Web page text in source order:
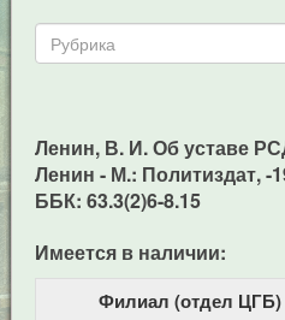
Ленин, В. И. Об уставе
Ленин - М.: Политиздат, -
ББК: 63.3(2)6-8.15
Имеется в наличии:
Филиал (отдел ЦГБ)